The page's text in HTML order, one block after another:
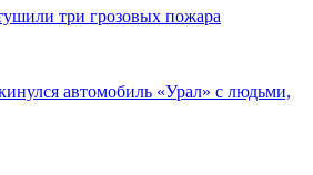
три грозовых пожара
автомобиль «Урал» с людьми,